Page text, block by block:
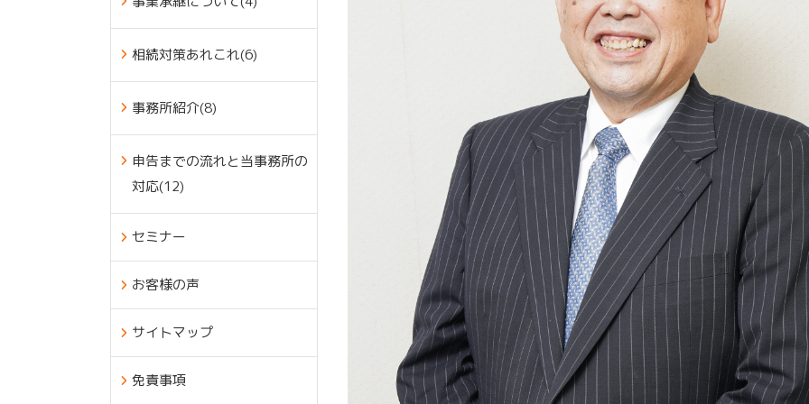
相続対策あれこれ(6)
事務所紹介(8)
申告までの流れと当事務所の
対応(12)
セミナー
お客様の声
サイトマップ
免責事項